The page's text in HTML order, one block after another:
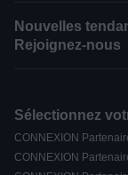
Nouvelles
Rejoignez-nous
Sélectionnez
CONNEXION
CONNEXION